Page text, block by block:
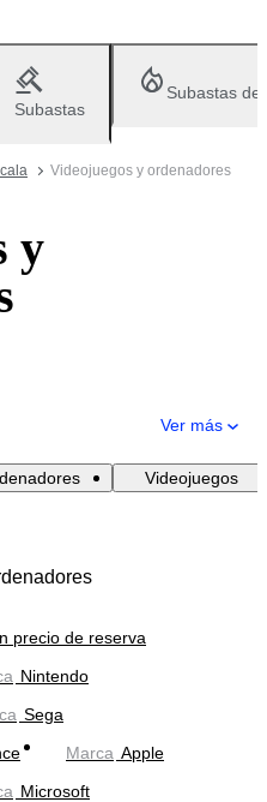
Subastas
Subastas
Videojuegos y ordenadores
y
Ver más
Videojuegos
precio de reserva
Nintendo
Sega
Marca Apple
Microsoft